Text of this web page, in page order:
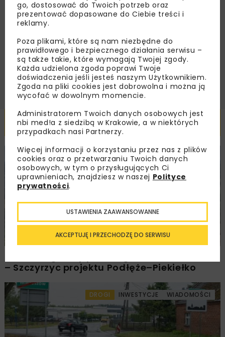
Zapoznałam/em się zPolityką Prywatnościi
Regulaminem oraz wyrażam zgodę na otrzymywanie na
podany przeze mnie adres e-mail korespondencji
handlowej w postaci newslettera.
ZAPISZ MNIE
Powiązane artykuły
KOLEJ WIADOMOŚCI INWESTYCJE
– Szczyrzyc projektu Podłęże–Piekiełko
DROGI INWESTYCJE WIADOMOŚCI
go, dostosować do Twoich potrzeb oraz
prezentować dopasowane do Ciebie treści i
reklamy.
Poza plikami, które są nam niezbędne do
prawidłowego i bezpiecznego działania serwisu –
są także takie, które wymagają Twojej zgody.
Każda udzielona zgoda poprawi Twoje
doświadczenia jeśli jesteś naszym Użytkownikiem.
Zgoda na pliki cookies jest dobrowolna i można ją
wycofać w dowolnym momencie.
Administratorem Twoich danych osobowych jest
nbi med!a z siedzibą w Krakowie, a w niektórych
przypadkach nasi Partnerzy.
Więcej informacji o korzystaniu przez nas z plików
cookies oraz o przetwarzaniu Twoich danych
osobowych, w tym o przysługujących Ci
uprawnieniach, znajdziesz w naszej Polityce
prywatności.
AKCEPTUJĘ I PRZECHODZĘ DO SERWISU
USTAWIENIA ZAAWANSOWANNE